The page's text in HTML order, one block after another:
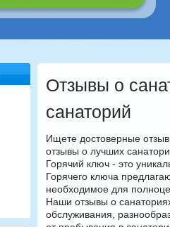
Отзывы о
санаторий
Ищете достоверные
отзывы о лучших
Горячий ключ - это
Горячего ключа
необходимое для
Наши отзывы о
обслуживания,